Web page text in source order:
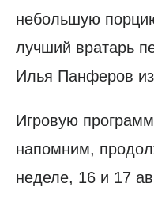
небольшую
лучший вратарь
Илья Панферов
Игровую
напомним,
неделе, 16 и 17